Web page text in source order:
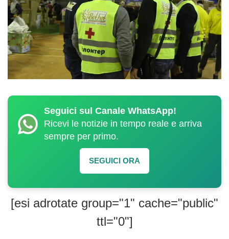
Seguici sul Canale WhatsApp!
Ricevi le notizie in tempo reale e arriva
sempre per primo.
SEGUICI ORA
[esi adrotate group="1" cache="public"
ttl="0"]